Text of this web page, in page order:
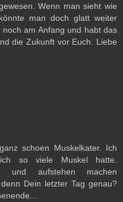
Wenn man sieht wie
man doch glatt weiter
am Anfang und habt das
die Zukunft vor Euch. Liebe
schoen Muskelkater. Ich
so viele Muskel hatte.
und aufstehen machen
Dein letzter Tag genau?